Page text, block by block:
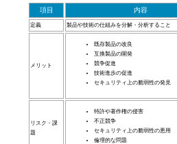
項目 内容
定義 製品や技術の仕組みを分解・分析すること
メリット
既存製品の改良
互換製品の開発
競争促進
技術進歩の促進
セキュリティ上の脆弱性の発見
リスク・課
題
特許や著作権の侵害
不正競争
セキュリティ上の脆弱性の悪用
倫理的な問題